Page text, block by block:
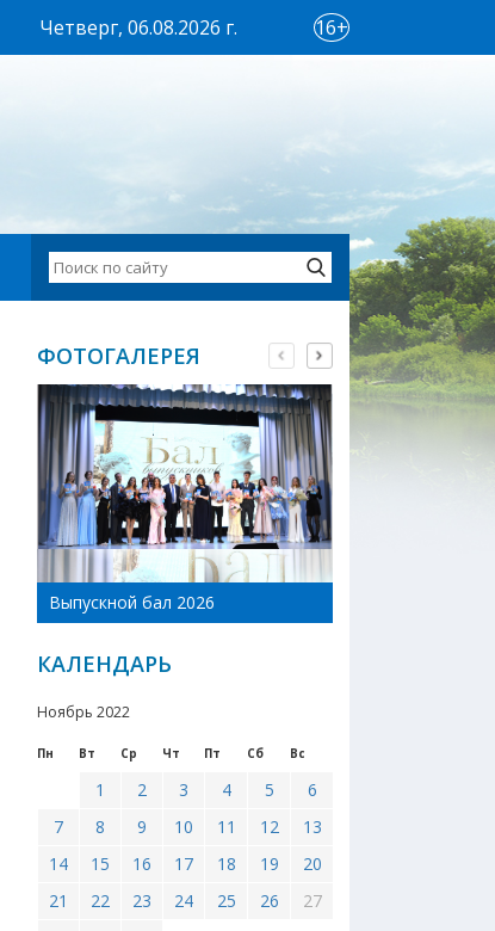
Четверг, 06.08.2026 г. 16+
ФОТОГАЛЕРЕЯ
Выпускной бал 2026
КАЛЕНДАРЬ
Ноябрь 2022
Пн Вт Ср Чт Пт Сб Вс
1 2 3 4 5
6
7
8 9 10 11 12
13
14
15 16 17 18 19
20
21
22 23 24 25 26
27